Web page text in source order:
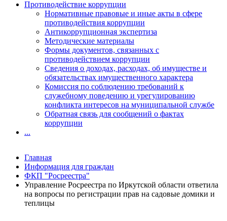
Противодействие коррупции
Нормативные правовые и иные акты в сфере
противодействия коррупции
Антикоррупционная экспертиза
Методические материалы
Формы документов, связанных с
противодействием коррупции
Сведения о доходах, расходах, об имуществе и
обязательствах имущественного характера
Комиссия по соблюдению требований к
служебному поведению и урегулированию
конфликта интересов на муниципальной службе
Обратная связь для сообщений о фактах
коррупции
...
Главная
Информация для граждан
ФКП "Росреестра"
Управление Росреестра по Иркутской области ответила
на вопросы по регистрации прав на садовые домики и
теплицы